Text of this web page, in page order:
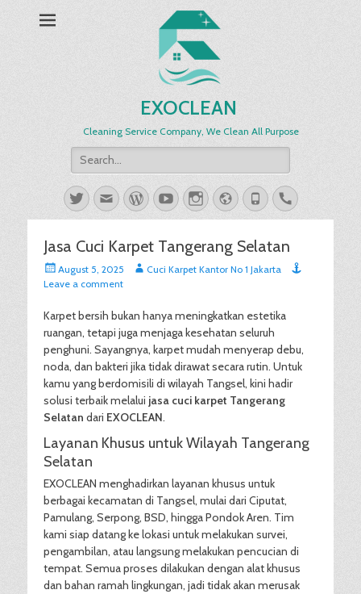
EXOCLEAN
Cleaning Service Company, We Clean All Purpose
Search
for:
TwitterEmailWordPress
YouTubeInstagram
Website
PhoneHandset
Jasa Cuci Karpet Tangerang Selatan
Posted
on
August 5, 2025 AuthorCuci Karpet Kantor No 1 Jakarta
Leave a comment
Karpet bersih bukan hanya meningkatkan estetika
ruangan, tetapi juga menjaga kesehatan seluruh
penghuni. Sayangnya, karpet mudah menyerap debu,
noda, dan bakteri jika tidak dirawat secara rutin. Untuk
kamu yang berdomisili di wilayah Tangsel, kini hadir
solusi terbaik melalui jasa cuci karpet Tangerang
Selatan dari EXOCLEAN.
Layanan Khusus untuk Wilayah Tangerang
Selatan
EXOCLEAN menghadirkan layanan khusus untuk
berbagai kecamatan di Tangsel, mulai dari Ciputat,
Pamulang, Serpong, BSD, hingga Pondok Aren. Tim
kami siap datang ke lokasi untuk melakukan survei,
pengambilan, atau langsung melakukan pencucian di
tempat. Semua proses dilakukan dengan alat khusus
dan bahan ramah lingkungan, jadi tidak akan merusak